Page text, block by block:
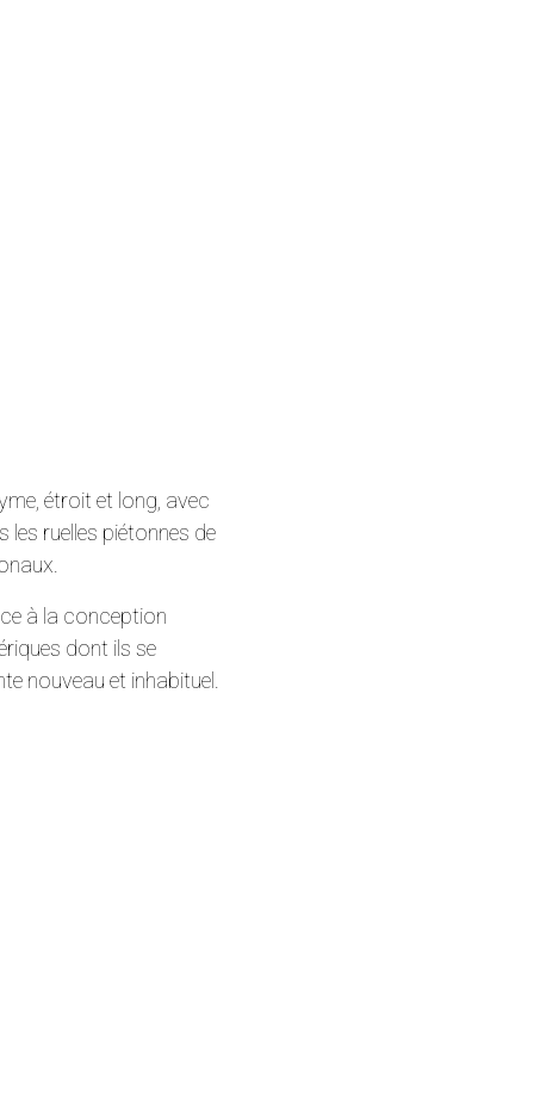
étroit et long, avec
les ruelles piétonnes de
à la conception
dont ils se
nouveau et inhabituel.